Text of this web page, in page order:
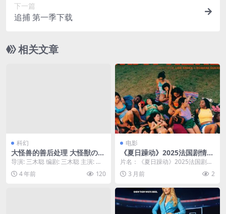
露大量从未公开的幕后影像与访谈，带你重温这部
开创性惊悚片的诞生过程🦈｜
下一篇
追捕 第一季下载
相关文章
科幻
大怪兽的善后处理 大怪獣のあ
としまつ (2022) 中字 1080P
导演: 三木聪 编剧: 三木聪 主演: 山
田凉介 / 土屋太凤 / 滨田岳 / ...
4 年前 120
电影
《夏日躁动》2025法国剧情喜
剧-全集免费-中字-限时转存[夸
克/百度云]
片名：《夏日躁动》2025法国剧情
喜剧-全集免费-中字-限时转存[夸克/
百度云]...
3 月前 2